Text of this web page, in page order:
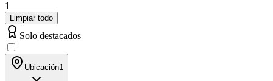
1
Limpiar todo
Solo destacados
Ubicación1